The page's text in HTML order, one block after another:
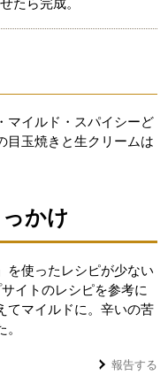
たら完成。
マイルド・スパイシーど
目玉焼きと生クリームは
かけ
を使ったレシピが少ない
イトのレシピを参考に
てマイルドに。辛いの苦
報告する